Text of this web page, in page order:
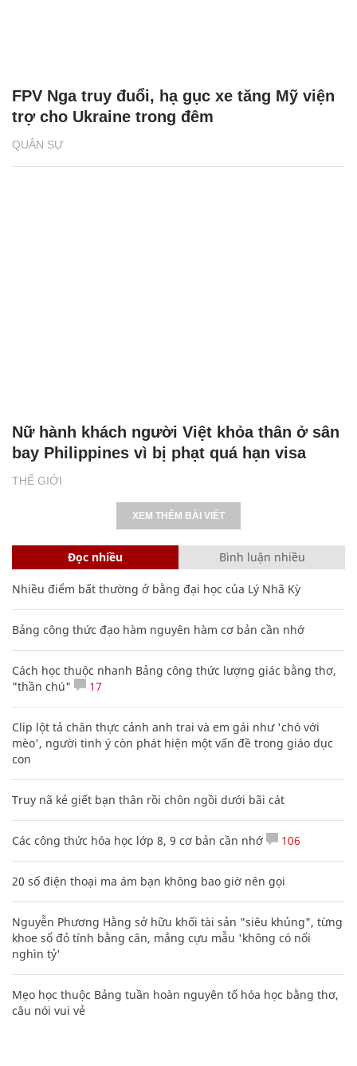
QUÂN SỰ
FPV Nga truy đuổi, hạ gục xe tăng Mỹ viện
trợ cho Ukraine trong đêm
THẾ GIỚI
Nữ hành khách người Việt khỏa thân ở sân
bay Philippines vì bị phạt quá hạn visa
XEM THÊM BÀI VIẾT
Đọc nhiều Bình luận nhiều
Nhiều điểm bất thường ở bằng đại học của Lý Nhã Kỳ
Bảng công thức đạo hàm nguyên hàm cơ bản cần nhớ
Cách học thuộc nhanh Bảng công thức lượng giác bằng thơ,
"thần chú"
17
Clip lột tả chân thực cảnh anh trai và em gái như 'chó với
mèo', người tinh ý còn phát hiện một vấn đề trong giáo dục
con
Truy nã kẻ giết bạn thân rồi chôn ngồi dưới bãi cát
Các công thức hóa học lớp 8, 9 cơ bản cần nhớ 106
20 số điện thoại ma ám bạn không bao giờ nên gọi
Nguyễn Phương Hằng sở hữu khối tài sản "siêu khủng", từng
khoe sổ đỏ tính bằng cân, mắng cựu mẫu 'không có nổi
nghìn tỷ'
Mẹo học thuộc Bảng tuần hoàn nguyên tố hóa học bằng thơ,
câu nói vui vẻ